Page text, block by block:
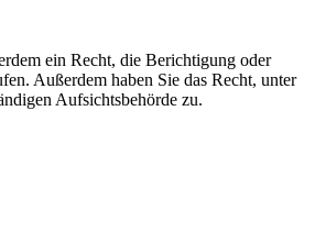
ein Recht, die Berichtigung oder
Außerdem haben Sie das Recht, unter
Aufsichtsbehörde zu.